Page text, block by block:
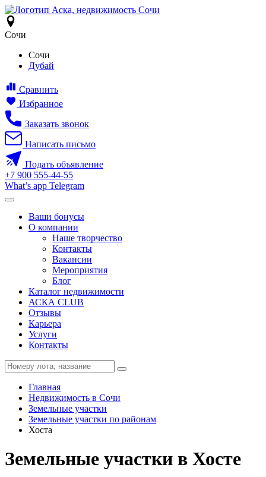
Сочи
Сочи
Дубай
Сравнить
Избранное
Заказать звонок
Написать письмо
Подать объявление
+7 900 555-44-55
What’s app Telegram
Ваши бонусы
О компании
Наше творчество
Контакты
Вакансии
Мероприятия
Блог
Каталог недвижимости
АСКА CLUB
Отзывы
Карьера
Услуги
Контакты
Главная
Недвижимость в Сочи
Земельные участки
Земельные участки по районам
Хоста
Земельные участки в Хосте